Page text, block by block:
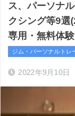
ス、パーソナ
クシング等9選
専用・無料体
ジム・パーソナルトレ
2022年9月10日